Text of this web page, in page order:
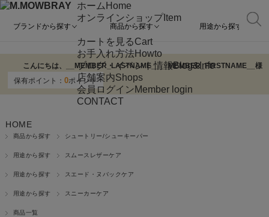
ホーム Home
オンラインショップItem
カートを見るCart
お手入れ方法Howto
ブログ・イベント情報Blog&Info
店舗案内Shops
会員ログインMember login
CONTACT
ブランドから探す 商品から探す 用途から探す
こんにちは、 __MEMBER_LASTNAME____MEMBER_FIRSTNAME__ 様
保有ポイント：0ポイント
HOME
商品から探す シュートリー/シューキーパー
用途から探す スムースレザーケア
用途から探す スエード・ヌバックケア
用途から探す スニーカーケア
商品一覧